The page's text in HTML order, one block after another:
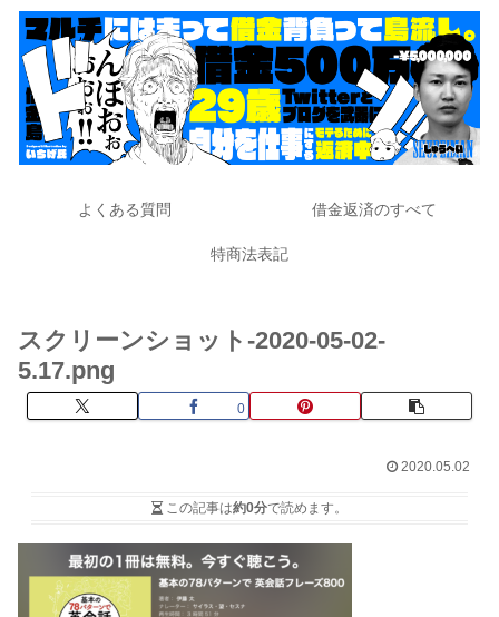
よくある質問 借金返済のすべて
特商法表記
スクリーンショット-2020-05-02-
5.17.png
0
2020.05.02
この記事は約0分で読めます。